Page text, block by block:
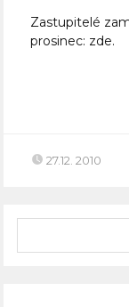
Zastupitelé
prosinec: zde.
27.12. 2010